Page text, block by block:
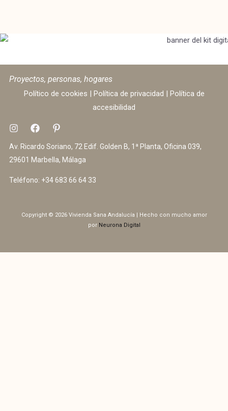
Proyectos, personas, hogares
Político de cookies | Política de privacidad | Política de
accesibilidad
Av. Ricardo Soriano, 72 Edif. Golden B, 1ª Planta, Oficina 039,
29601 Marbella, Málaga
Teléfono: +34 683 66 64 33
Copyright © 2026 Vivienda Sana Andalucía | Hecho con mucho amor
por Neurona Digital